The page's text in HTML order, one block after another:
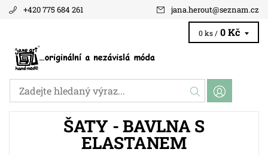
+420 775 684 261 jana.herout@seznam.cz
0 ks / 0 Kč
ŠATY - BAVLNA S
ELASTANEM